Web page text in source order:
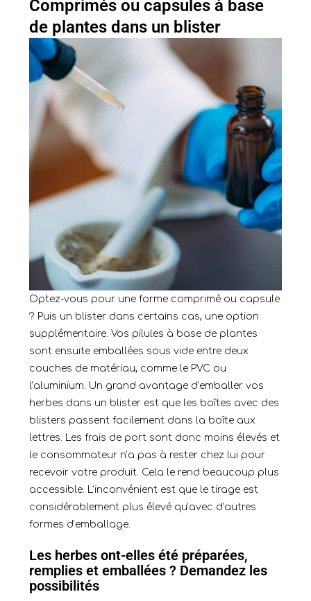
Comprimés ou capsules à base
de plantes dans un blister
Optez-vous pour une forme comprimé ou capsule
? Puis un blisterdans certains cas, une option
supplémentaire. Vos pilules à base de plantes
sont ensuite emballées sous vide entre deux
couches de matériau, comme le PVC ou
l’aluminium. Un grand avantage d’emballer vos
herbes dans un blister est que les boîtes avec des
blisters passent facilement dans la boîte aux
lettres. Les frais de port sont donc moins élevés et
le consommateur n’a pas à rester chez lui pour
recevoir votre produit. Cela le rend beaucoup plus
accessible. L’inconvénient est que le tirage est
considérablement plus élevé qu’avec d’autres
formes d’emballage.
Les herbes ont-elles été préparées,
remplies et emballées ? Demandez les
possibilités